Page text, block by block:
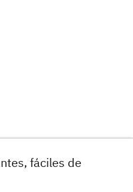
fáciles de